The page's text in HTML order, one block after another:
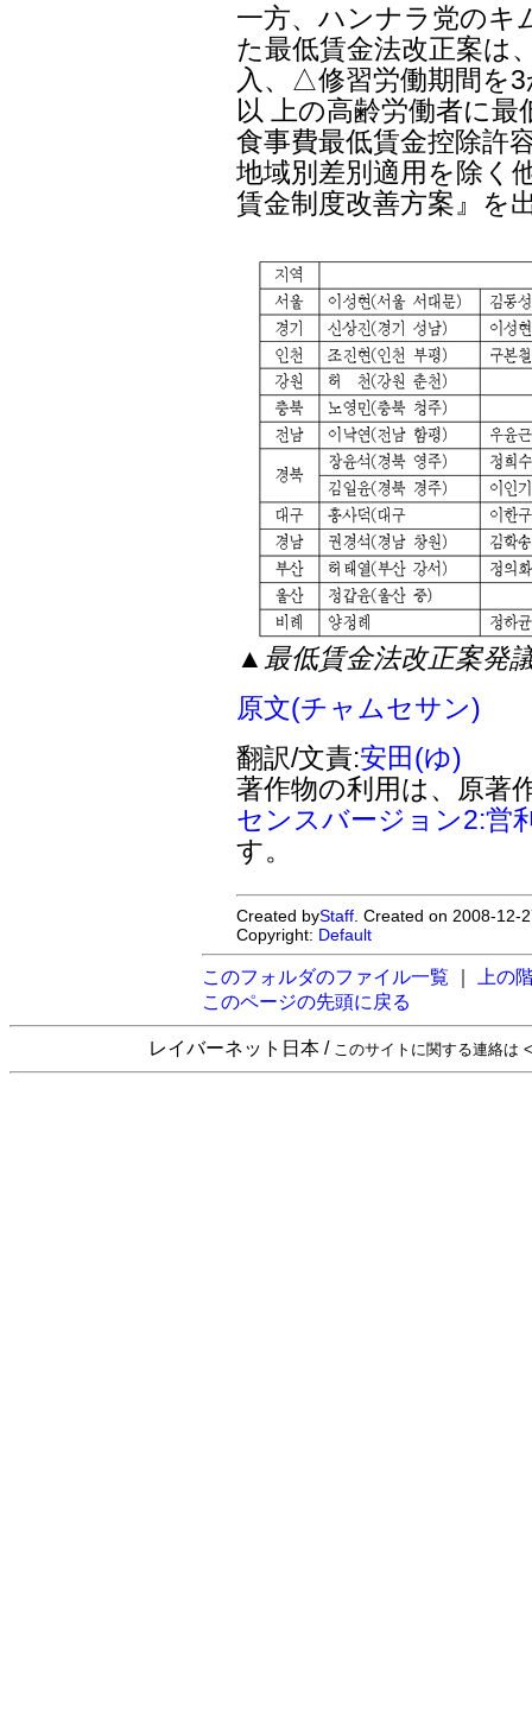
一方、ハンナラ党のキ
た最低賃金法改正案は
入、△修習労働期間を
以 上の高齢労働者に
食事費最低賃金控除許
地域別差別適用を除く
賃金制度改善方案』を
▲最低賃金法改正案発
原文(チャムセサン)
翻訳/文責:安田(ゆ)
著作物の利用は、原著
センスバージョン2:営
す。
Created byStaff . Created on 2008-
Copyright: Default
このフォルダのファイル一覧
上の
このページの先頭に戻る
レイバーネット日本 / このサイトに関する連絡は